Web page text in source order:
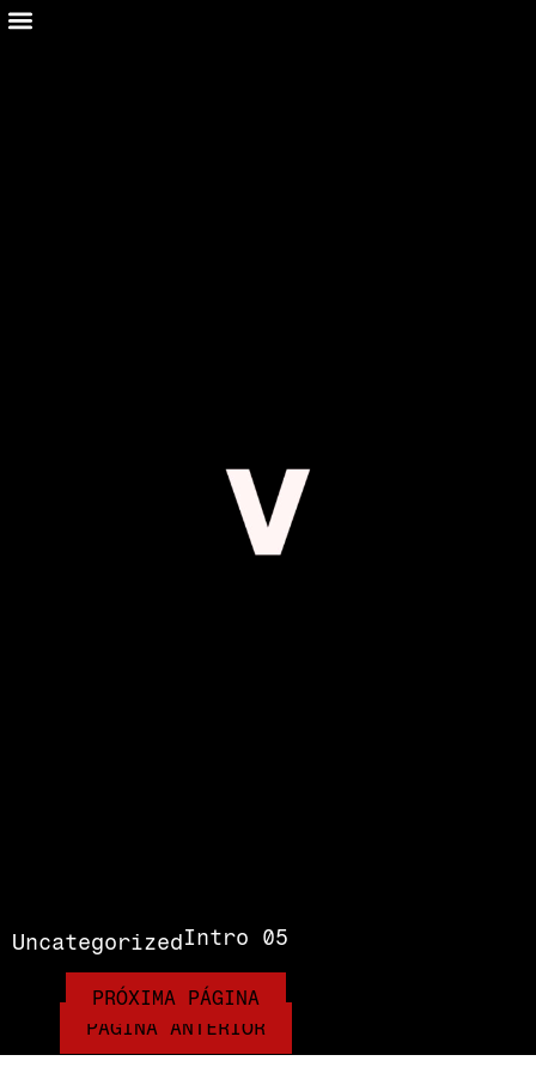
UncategorizedIntro 05
PÁGINA ANTERIOR
PRÓXIMA PÁGINA